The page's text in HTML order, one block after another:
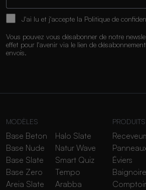
J'ai lu et j'accepte la Politique de
Vous pouvez vous désabonner de notre
effet pour l'avenir via le lien de
envois.
MODÈLES
Base Beton
Base Nude
Base Slate
Base Zero
Areia Slate
Halo Slate
Natur Wave
Smart Quiz
Tempo
Arabba
PRODUITS
Éviers